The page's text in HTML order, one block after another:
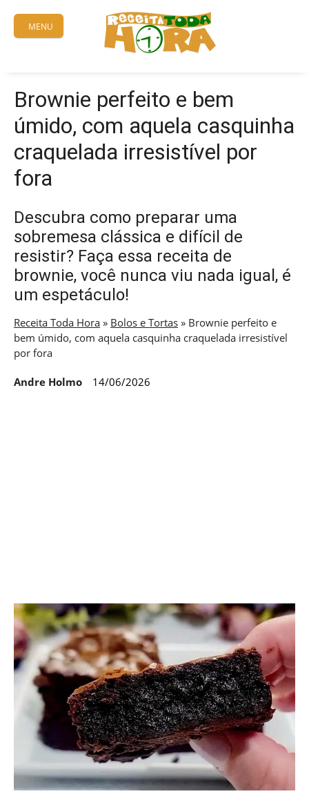
content
MENU
Brownie perfeito e bem
úmido, com aquela casquinha
craquelada irresistível por
fora
Descubra como preparar uma
sobremesa clássica e difícil de
resistir? Faça essa receita de
brownie, você nunca viu nada igual, é
um espetáculo!
Receita Toda Hora » Bolos e Tortas » Brownie perfeito e
bem úmido, com aquela casquinha craquelada irresistível
por fora
Andre Holmo 14/06/2026